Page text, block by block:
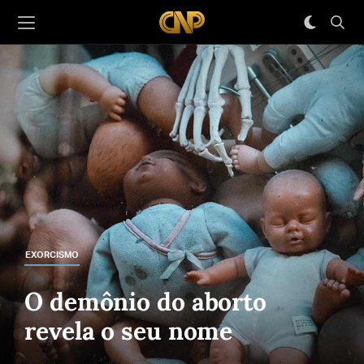
EXORCISMO
O demônio do aborto
revela o seu nome